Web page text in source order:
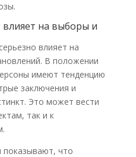
на выборы и
влияет на
В положении
имеют тенденцию
заключения и
Это может вести
так и к
показывают, что